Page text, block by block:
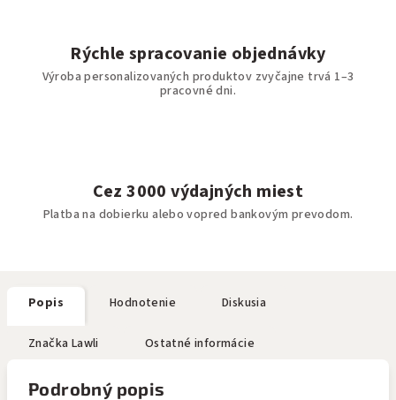
Rýchle spracovanie objednávky
Výroba personalizovaných produktov zvyčajne trvá 1–3
pracovné dni.
Cez 3000 výdajných miest
Platba na dobierku alebo vopred bankovým prevodom.
Popis Hodnotenie Diskusia
Značka Lawli Ostatné informácie
Podrobný popis